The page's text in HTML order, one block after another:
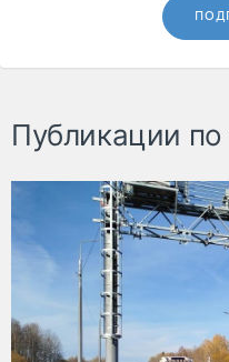
Публикации